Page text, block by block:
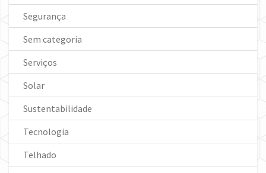
Segurança
Sem categoria
Serviços
Solar
Sustentabilidade
Tecnologia
Telhado